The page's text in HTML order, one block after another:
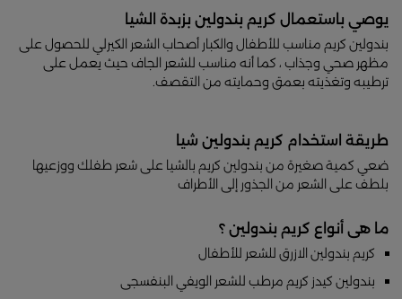
يوصي باستعمال كريم بندولين بزبدة الشيا
بندولين كريم مناسب للأطفال والكبار أصحاب الشعر الكيرلي للحصول على
مظهر صحي وجذاب ، كما أنه مناسب للشعر الجاف حيث يعمل على
ترطيبه وتغذيته بعمق وحمايته من التقصف.
طريقة استخدام كريم بندولين شيا
ضعي كمية صغيرة من بندولين كريم بالشيا على شعر طفلك ووزعيها
بلطف على الشعر من الجذور إلى الأطراف
ما هى أنواع كريم بندولين ؟
كريم بندولين الازرق للشعر للأطفال
بندولين كيدز كريم مرطب للشعر الويفي البنفسجى